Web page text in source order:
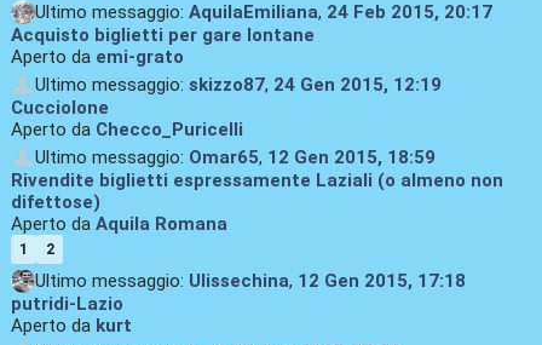
Ultimo messaggio: AquilaEmiliana, 24 Feb 2015, 20:17
Acquisto biglietti per gare lontane
Aperto da emi-grato
Ultimo messaggio: skizzo87, 24 Gen 2015, 12:19
Cucciolone
Aperto da Checco_Puricelli
Ultimo messaggio: Omar65, 12 Gen 2015, 18:59
Rivendite biglietti espressamente Laziali (o almeno non
difettose)
Aperto da Aquila Romana
1 2
Ultimo messaggio: Ulissechina, 12 Gen 2015, 17:18
putridi-Lazio
Aperto da kurt